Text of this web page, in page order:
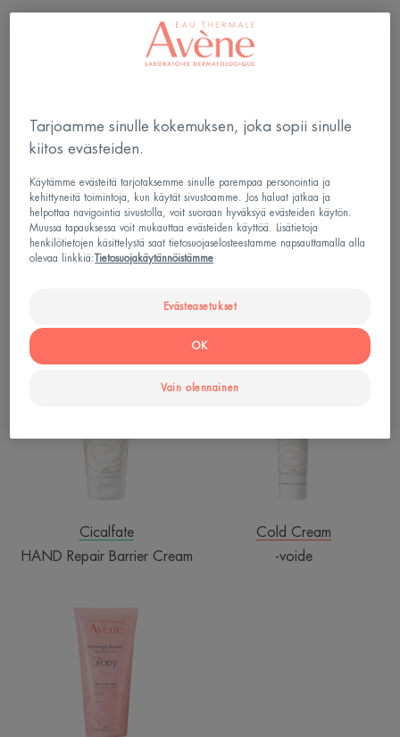
6 tulokset "Ihonhoito herkälle iholle"
Cicalfate
Cream
Repair
Cicalfate
HAND Repair Barrier Cream
voide
Cold Cream
-voide
Scrub
Tarjoamme sinulle kokemuksen, joka sopii sinulle
kiitos evästeiden.
Käytämme evästeitä tarjotaksemme sinulle parempaa personointia ja
kehittyneitä toimintoja, kun käytät sivustoamme. Jos haluat jatkaa ja
helpottaa navigointia sivustolla, voit suoraan hyväksyä evästeiden käytön.
Muussa tapauksessa voit mukauttaa evästeiden käyttöä. Lisätietoja
henkilötietojen käsittelystä saat tietosuojaselosteestamme napsauttamalla alla
olevaa linkkiä:
Tietosuojakäytännöistämme
Evästeasetukset
Vain olennainen
OK